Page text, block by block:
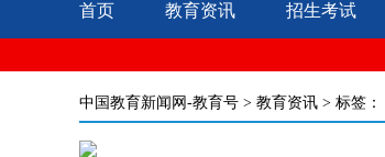
首页 教育资讯 招生考试
中国教育新闻网-教育号 > 教育资讯 > 标签：